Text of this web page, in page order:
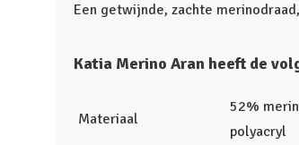
Een getwijnde, zachte
Katia Merino Aran heeft de
Materiaal
52%
polyacryl